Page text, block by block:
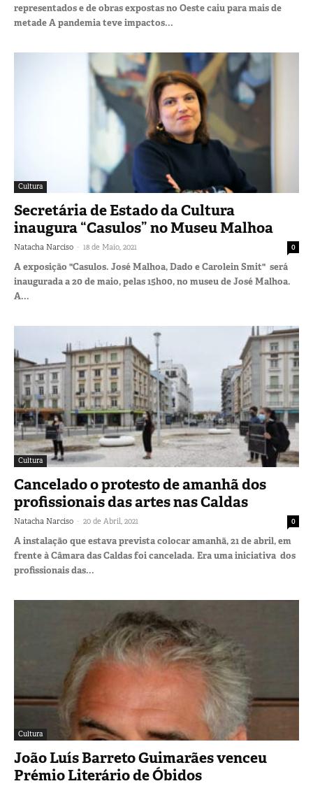
representados e de obras expostas no Oeste caiu para mais de
metade A pandemia teve impactos...
Cultura
Secretária de Estado da Cultura
inaugura “Casulos” no Museu Malhoa
Natacha Narciso - 18 de Maio, 2021 0
A exposição "Casulos. José Malhoa, Dado e Carolein Smit" será
inaugurada a 20 de maio, pelas 15h00, no museu de José Malhoa.
A...
Cultura
Cancelado o protesto de amanhã dos
profissionais das artes nas Caldas
Natacha Narciso - 20 de Abril, 2021 0
A instalação que estava prevista colocar amanhã, 21 de abril, em
frente à Câmara das Caldas foi cancelada. Era uma iniciativa dos
profissionais das...
Cultura
João Luís Barreto Guimarães venceu
Prémio Literário de Óbidos